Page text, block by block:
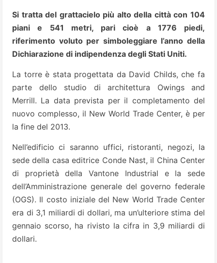
Si tratta del grattacielo più alto della città con 104
piani e 541 metri, pari cioè a 1776 piedi,
riferimento voluto per simboleggiare l’anno della
Dichiarazione di indipendenza degli Stati Uniti.
La torre è stata progettata da David Childs, che fa
parte dello studio di architettura Owings and
Merrill. La data prevista per il completamento del
nuovo complesso, il New World Trade Center, è per
la fine del 2013.
Nell’edificio ci saranno uffici, ristoranti, negozi, la
sede della casa editrice Conde Nast, il China Center
di proprietà della Vantone Industrial e la sede
dell’Amministrazione generale del governo federale
(OGS). Il costo iniziale del New World Trade Center
era di 3,1 miliardi di dollari, ma un’ulteriore stima del
gennaio scorso, ha rivisto la cifra in 3,9 miliardi di
dollari.